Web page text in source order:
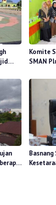
Komite
SMAN
Basnang